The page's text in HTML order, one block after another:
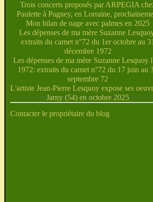
Trois concerts proposés par ARPEGIA
Paulette à Pagney, en Lorraine,
Mon bilan de nage avec palmes en 2025
Les dépenses de ma mère Suzanne
extraits du carnet n°72 du 1er octobre au
décembre 1972
Les dépenses de ma mère Suzanne Lesquoy
1972: extraits du carnet n°72 du 17 juin au
septembre 72
L'artiste Jean-Pierre Lesquoy expose ses
Jarny (54) en octobre 2025
Contacter le propriétaire du blog